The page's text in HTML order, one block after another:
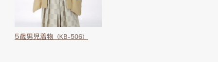
5歳男児着物 （KB-506）